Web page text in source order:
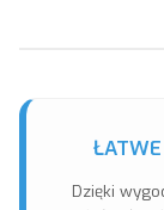
ŁATWE
Dzięki